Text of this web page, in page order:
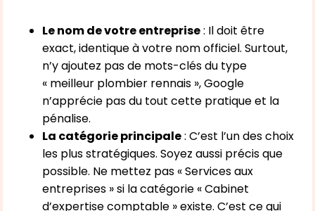
Le nom de votre entreprise: Il doit être
exact, identique à votre nom officiel. Surtout,
n’y ajoutez pas de mots-clés du type
« meilleur plombier rennais », Google
n’apprécie pas du tout cette pratique et la
pénalise.
La catégorie principale: C’est l’un des choix
les plus stratégiques. Soyez aussi précis que
possible. Ne mettez pas « Services aux
entreprises » si la catégorie « Cabinet
d’expertise comptable » existe. C’est ce qui